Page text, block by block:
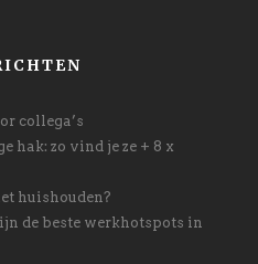
collega’s
hak: zo vind je ze + 8 x
huishouden?
de beste werkhotspots in